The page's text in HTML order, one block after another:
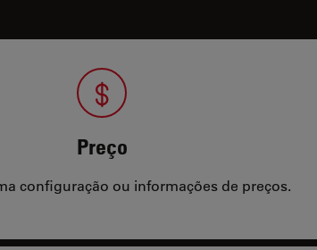
Preço
configuração ou informações de preços.